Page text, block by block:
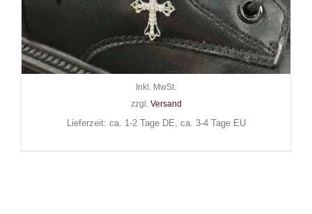
Schuhanhänger Gothic Cross
III
9,90 €
Inkl. MwSt.
zzgl. Versand
Lieferzeit: ca. 1-2 Tage DE, ca. 3-4 Tage EU